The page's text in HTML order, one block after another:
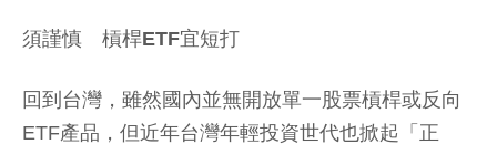
須謹慎 槓桿ETF宜短打
回到台灣，雖然國內並無開放單一股票槓桿或反向
ETF產品，但近年台灣年輕投資世代也掀起「正